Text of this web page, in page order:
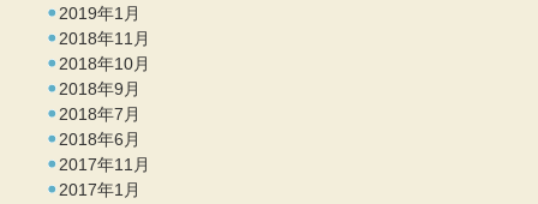
2019年1月
2018年11月
2018年10月
2018年9月
2018年7月
2018年6月
2017年11月
2017年1月